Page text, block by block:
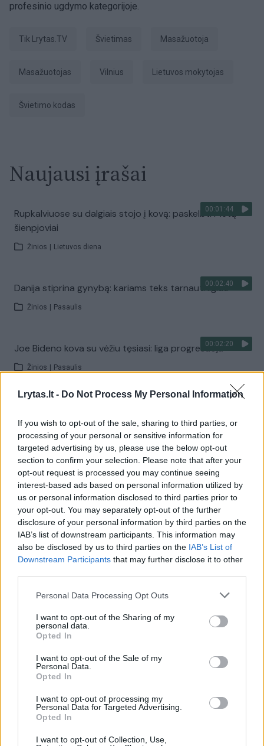
Lrytas.lt - Do Not Process My Personal Information
If you wish to opt-out of the sale, sharing to third parties, or
processing of your personal or sensitive information for
targeted advertising by us, please use the below opt-out
section to confirm your selection. Please note that after your
opt-out request is processed you may continue seeing
interest-based ads based on personal information utilized by
us or personal information disclosed to third parties prior to
your opt-out. You may separately opt-out of the further
disclosure of your personal information by third parties on the
IAB’s list of downstream participants. This information may
also be disclosed by us to third parties on the IAB’s List of
Downstream Participants that may further disclose it to other
Personal Data Processing Opt Outs
I want to opt-out of the Sharing of my
personal data.
Opted In
I want to opt-out of the Sale of my
Personal Data.
Opted In
I want to opt-out of processing my
Personal Data for Targeted Advertising.
Opted In
I want to opt-out of Collection, Use,
profesinio ugdymo kategorijoje.
tik Lrytas.TV švietimas masažuotoja
masažuotojas Vilnius Lietuvos mokytojas
Švietimo kodas
Naujausi įrašai
00:01:44
Rupkalviuose su dalgiais stojo į kovą: paskelbti Metų
šienpjoviai
Žinios Lietuvos diena
00:02:40
Danija stiprina gynybą: kariams teks tarnauti ilgiau
Žinios Pasaulis
00:02:20
Joe Bideno kova su vėžiu tęsiasi: liga progresuoja
Žinios Pasaulis
romantišką šokį
Pramogos
Visi įrašai
Žiūrimiausi įrašai
00:00:30
Vaizdai iš tragiškos avarijos Vilniaus r.: dviejų moterų ir
vaiko gyvybių išgelbėti nepavyko
Žinios Lietuvos diena
Savaitės vidurys nusimato karštas: temperatūra kils iki
32 laipsnių šilumos
Ukrainos politikoje: jis yra neteisus